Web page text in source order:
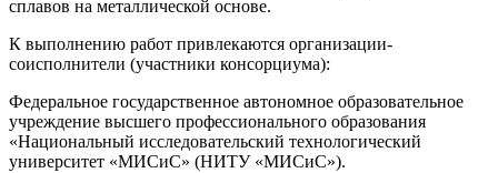
сплавов на металлической основе.
К выполнению работ привлекаются организации-
соисполнители (участники консорциума):
Федеральное государственное автономное образовательное
учреждение высшего профессионального образования
«Национальный исследовательский технологический
университет «МИСиС» (НИТУ «МИСиС»).